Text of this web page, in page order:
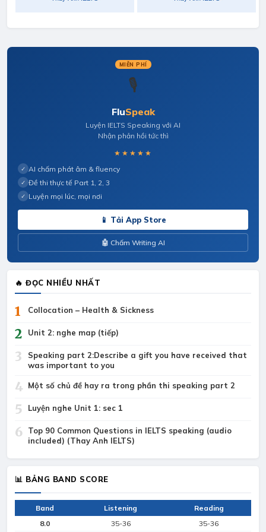
MIỄN PHÍ
🎙️
FluSpeak
Luyện IELTS Speaking với AI
Nhận phản hồi tức thì
★★★★★
✓ AI chấm phát âm & fluency
✓ Đề thi thực tế Part 1, 2, 3
✓ Luyện mọi lúc, mọi nơi
📱 Tải App Store
🤖 Chấm Writing AI
🔥 ĐỌC NHIỀU NHẤT
1 Collocation – Health & Sickness
2 Unit 2: nghe map (tiếp)
3
Speaking part 2:Describe a gift you have received that
was important to you
4 Một số chủ đề hay ra trong phần thi speaking part 2
5 Luyện nghe Unit 1: sec 1
6
Top 90 Common Questions in IELTS speaking (audio
included) (Thay Anh IELTS)
📊 BẢNG BAND SCORE
Band Listening
Reading
8.0
35-36 35-36